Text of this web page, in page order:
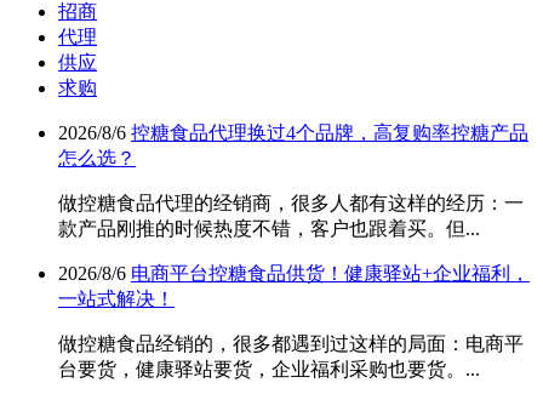
招商
代理
供应
求购
2026/8/6 控糖食品代理换过4个品牌，高复购率控糖产品
怎么选？
做控糖食品代理的经销商，很多人都有这样的经历：一
款产品刚推的时候热度不错，客户也跟着买。但...
2026/8/6 电商平台控糖食品供货！健康驿站+企业福利，
一站式解决！
做控糖食品经销的，很多都遇到过这样的局面：电商平
台要货，健康驿站要货，企业福利采购也要货。...